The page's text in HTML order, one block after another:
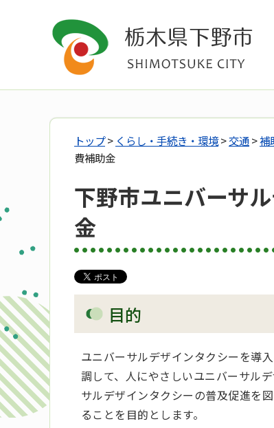
トップ> くらし・手続き・環境>交通>補
費補助金
下野市ユニバーサ
金
目的
ユニバーサルデザインタクシーを導
調して、人にやさしいユニバーサル
サルデザインタクシーの普及促進を
ることを目的とします。